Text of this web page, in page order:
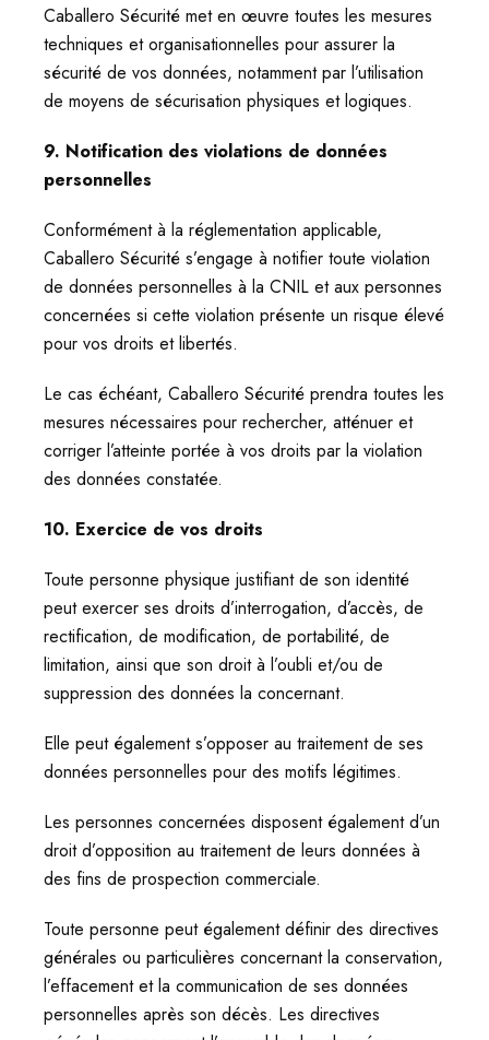
Caballero Sécurité met en œuvre toutes les mesures
techniques et organisationnelles pour assurer la
sécurité de vos données, notamment par l’utilisation
de moyens de sécurisation physiques et logiques.
9. Notification des violations de données
personnelles
Conformément à la réglementation applicable,
Caballero Sécurité s’engage à notifier toute violation
de données personnelles à la CNIL et aux personnes
concernées si cette violation présente un risque élevé
pour vos droits et libertés.
Le cas échéant, Caballero Sécurité prendra toutes les
mesures nécessaires pour rechercher, atténuer et
corriger l’atteinte portée à vos droits par la violation
des données constatée.
10. Exercice de vos droits
Toute personne physique justifiant de son identité
peut exercer ses droits d’interrogation, d’accès, de
rectification, de modification, de portabilité, de
limitation, ainsi que son droit à l’oubli et/ou de
suppression des données la concernant.
Elle peut également s’opposer au traitement de ses
données personnelles pour des motifs légitimes.
Les personnes concernées disposent également d’un
droit d’opposition au traitement de leurs données à
des fins de prospection commerciale.
Toute personne peut également définir des directives
générales ou particulières concernant la conservation,
l’effacement et la communication de ses données
personnelles après son décès. Les directives